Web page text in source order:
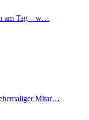
am Tag – w…
Mitar…